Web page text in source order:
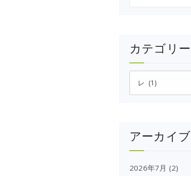
カテゴリー
ゴ
アーカイブ
2026年7月 (2)